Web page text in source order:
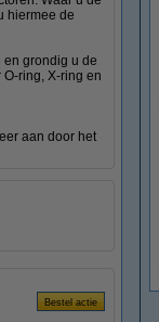
hiermee de
en grondig u de
ring, X-ring en
aan door het